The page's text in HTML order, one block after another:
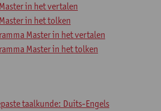
in het vertalen
in het tolken
Master in het vertalen
Master in het tolken
taalkunde: Duits-Engels